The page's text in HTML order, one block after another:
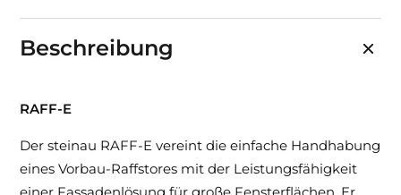
Beschreibung
RAFF-E
Der steinau RAFF-E vereint die einfache Handhabung
eines Vorbau-Raffstores mit der Leistungsfähigkeit